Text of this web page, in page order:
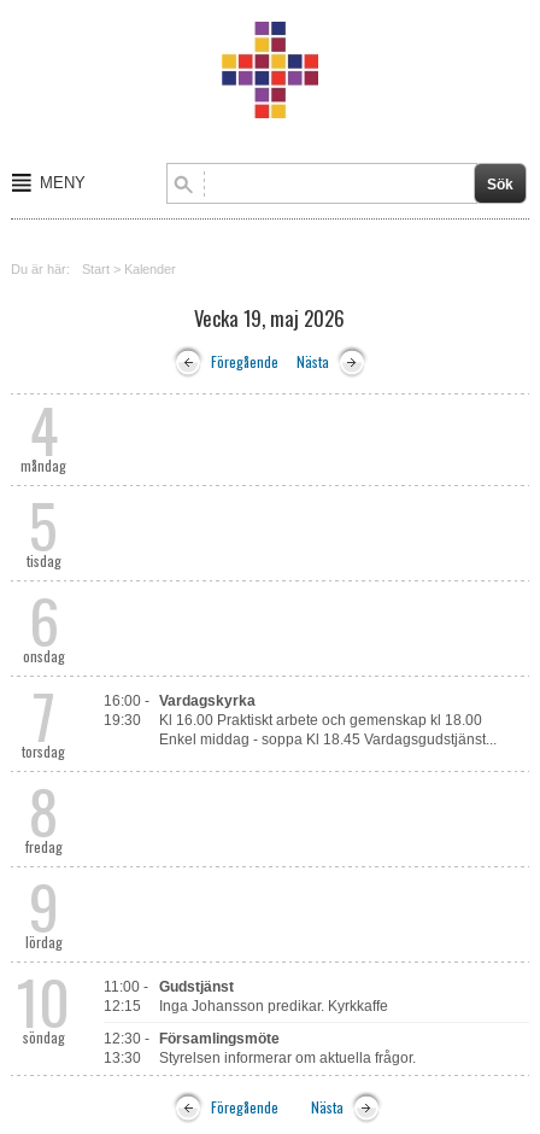
MENY
Kontakt
Verksamheter
Du är här: Start> Kalender
Vecka 19, maj 2026
Föregående Nästa
4
måndag
5
tisdag
6
onsdag
7
torsdag
16:00 -
19:30
Vardagskyrka
Kl 16.00 Praktiskt arbete och gemenskap kl 18.00
Enkel middag - soppa Kl 18.45 Vardagsgudstjänst...
8
fredag
9
lördag
10
söndag
11:00 -
12:15
Gudstjänst
Inga Johansson predikar. Kyrkkaffe
12:30 -
13:30
Församlingsmöte
Styrelsen informerar om aktuella frågor.
Föregående Nästa